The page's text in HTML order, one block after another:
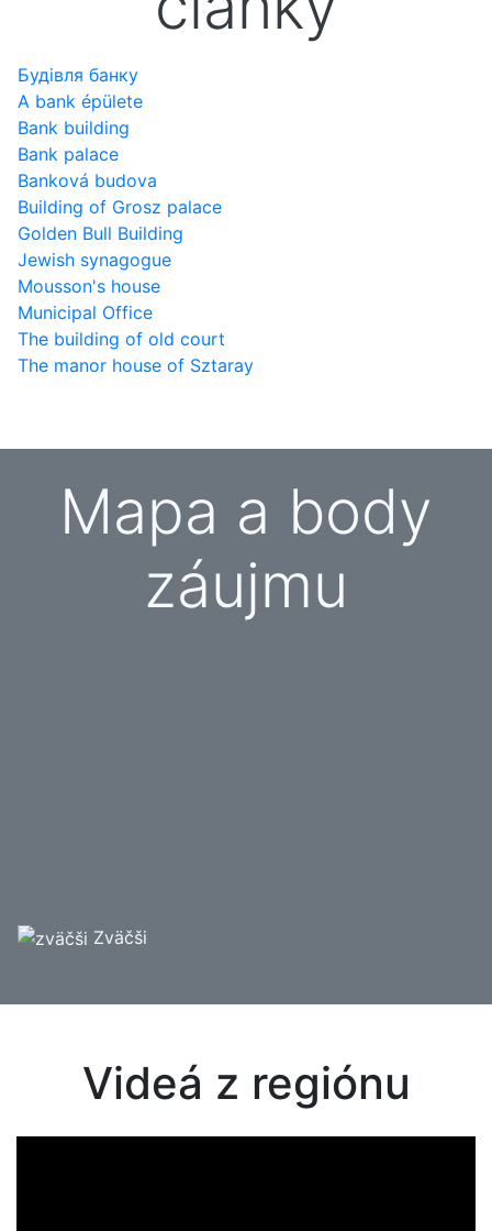
Будівля банку
A bank épülete
Bank building
Bank palace
Banková budova
Building of Grosz palace
Golden Bull Building
Jewish synagogue
Mousson's house
Municipal Office
The building of old court
The manor house of Sztaray
Mapa a body
záujmu
Zväčši
Videá z regiónu